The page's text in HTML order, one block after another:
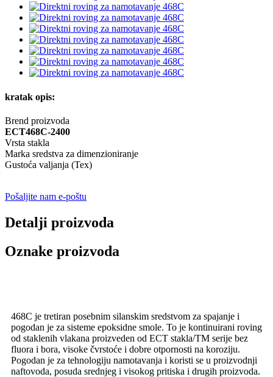
kratak opis:
Brend proizvoda
ECT468C-2400
Vrsta stakla
Marka sredstva za dimenzioniranje
Gustoća valjanja (Tex)
Pošaljite nam e-poštu
Detalji proizvoda
Oznake proizvoda
468C je tretiran posebnim silanskim sredstvom za spajanje i
pogodan je za sisteme epoksidne smole. To je kontinuirani roving
od staklenih vlakana proizveden od ECT stakla/TM serije bez
fluora i bora, visoke čvrstoće i dobre otpornosti na koroziju.
Pogodan je za tehnologiju namotavanja i koristi se u proizvodnji
naftovoda, posuda srednjeg i visokog pritiska i drugih proizvoda.